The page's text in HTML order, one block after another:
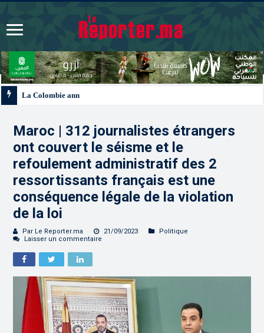
Maroc | 312 journalistes étrangers
ont couvert le séisme et le
refoulement administratif des 2
ressortissants français est une
conséquence légale de la violation
de la loi
Par Le Reporter.ma 21/09/2023
Politique
Laisser un commentaire